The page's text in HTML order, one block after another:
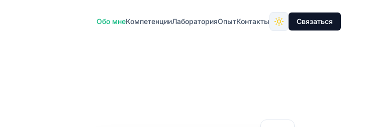
Обо мнеКомпетенцииЛабораторияОпытКонтакты Связаться